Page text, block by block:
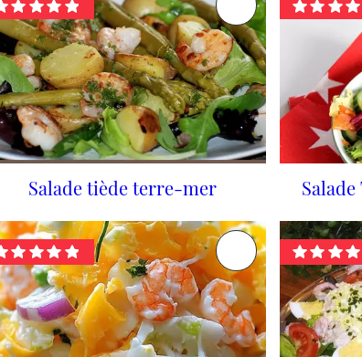
Salade tiède terre-mer